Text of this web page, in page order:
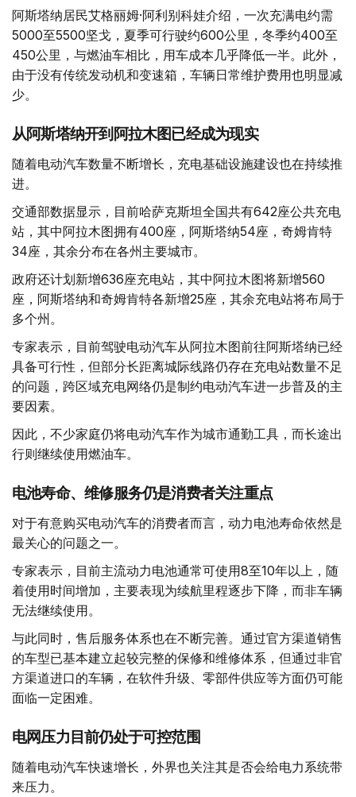
阿斯塔纳居民艾格丽姆·阿利别科娃介绍，一次充满电约需
5000至5500坚戈，夏季可行驶约600公里，冬季约400至
450公里，与燃油车相比，用车成本几乎降低一半。此外，
由于没有传统发动机和变速箱，车辆日常维护费用也明显减
少。
从阿斯塔纳开到阿拉木图已经成为现实
随着电动汽车数量不断增长，充电基础设施建设也在持续推
进。
交通部数据显示，目前哈萨克斯坦全国共有642座公共充电
站，其中阿拉木图拥有400座，阿斯塔纳54座，奇姆肯特
34座，其余分布在各州主要城市。
政府还计划新增636座充电站，其中阿拉木图将新增560
座，阿斯塔纳和奇姆肯特各新增25座，其余充电站将布局于
多个州。
专家表示，目前驾驶电动汽车从阿拉木图前往阿斯塔纳已经
具备可行性，但部分长距离城际线路仍存在充电站数量不足
的问题，跨区域充电网络仍是制约电动汽车进一步普及的主
要因素。
因此，不少家庭仍将电动汽车作为城市通勤工具，而长途出
行则继续使用燃油车。
电池寿命、维修服务仍是消费者关注重点
对于有意购买电动汽车的消费者而言，动力电池寿命依然是
最关心的问题之一。
专家表示，目前主流动力电池通常可使用8至10年以上，随
着使用时间增加，主要表现为续航里程逐步下降，而非车辆
无法继续使用。
与此同时，售后服务体系也在不断完善。通过官方渠道销售
的车型已基本建立起较完整的保修和维修体系，但通过非官
方渠道进口的车辆，在软件升级、零部件供应等方面仍可能
面临一定困难。
电网压力目前仍处于可控范围
随着电动汽车快速增长，外界也关注其是否会给电力系统带
来压力。